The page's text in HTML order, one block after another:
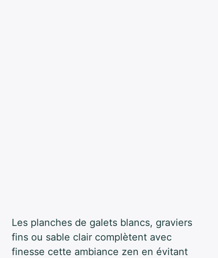
Les planches de galets blancs, graviers
fins ou sable clair complètent avec
finesse cette ambiance zen en évitant